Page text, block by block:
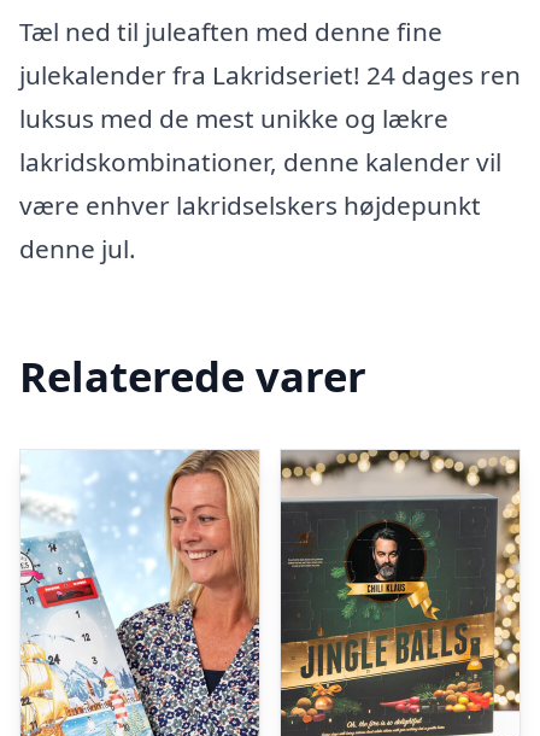
Tæl ned til juleaften med denne fine
julekalender fra Lakridseriet! 24 dages ren
luksus med de mest unikke og lækre
lakridskombinationer, denne kalender vil
være enhver lakridselskers højdepunkt
denne jul.
Relaterede varer